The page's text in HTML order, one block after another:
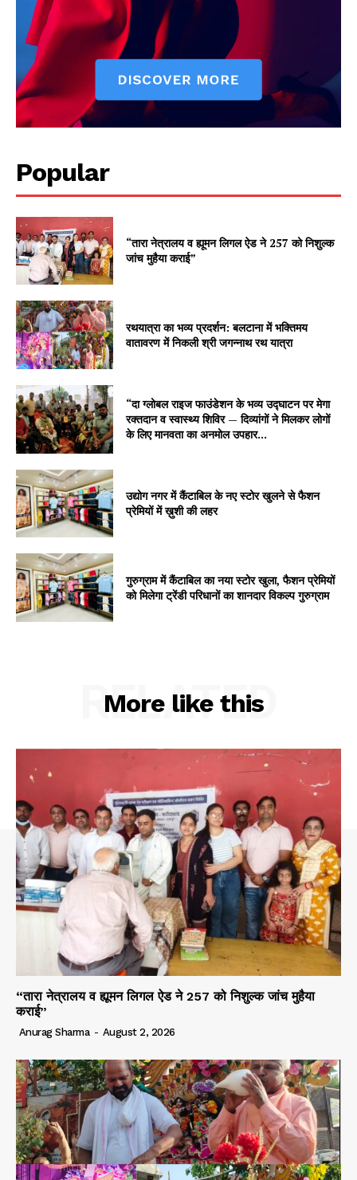
Popular
“तारा नेत्रालय व ह्यूमन लिगल ऐड ने 257 को निशुल्क
जांच मुहैया कराई”
रथयात्रा का भव्य प्रदर्शन: बलटाना में भक्तिमय
वातावरण में निकली श्री जगन्नाथ रथ यात्रा
“दा ग्लोबल राइज फाउंडेशन के भव्य उद्घाटन पर मेगा
रक्तदान व स्वास्थ्य शिविर — दिव्यांगों ने मिलकर लोगों
के लिए मानवता का अनमोल उपहार...
उद्योग नगर में कैंटाबिल के नए स्टोर खुलने से फैशन
प्रेमियों में ख़ुशी की लहर
गुरुग्राम में कैंटाबिल का नया स्टोर खुला, फैशन प्रेमियों
को मिलेगा ट्रेंडी परिधानों का शानदार विकल्प गुरुग्राम
More like this
RELATED
“तारा नेत्रालय व ह्यूमन लिगल ऐड ने 257 को निशुल्क जांच मुहैया
कराई”
Anurag Sharma - August 2, 2026